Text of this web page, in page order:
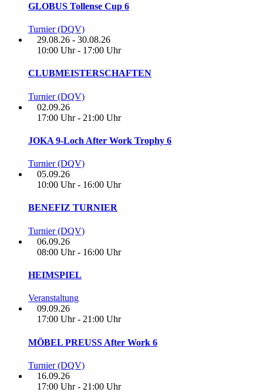
GLOBUS Tollense Cup 6
Turnier (DQV)
29.08.26 - 30.08.26
10:00 Uhr - 17:00 Uhr
CLUBMEISTERSCHAFTEN
Turnier (DQV)
02.09.26
17:00 Uhr - 21:00 Uhr
JOKA 9-Loch After Work Trophy 6
Turnier (DQV)
05.09.26
10:00 Uhr - 16:00 Uhr
BENEFIZ TURNIER
Turnier (DQV)
06.09.26
08:00 Uhr - 16:00 Uhr
HEIMSPIEL
Veranstaltung
09.09.26
17:00 Uhr - 21:00 Uhr
MÖBEL PREUSS After Work 6
Turnier (DQV)
16.09.26
17:00 Uhr - 21:00 Uhr